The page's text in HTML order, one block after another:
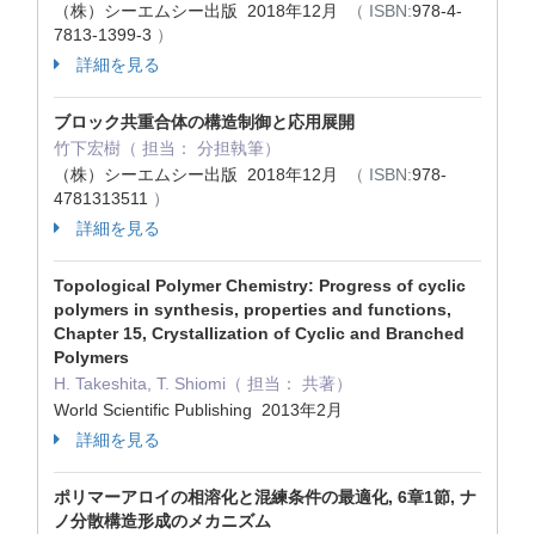
（株）シーエムシー出版 2018年12月
（ ISBN:978-4-
7813-1399-3 ）
詳細を見る
ブロック共重合体の構造制御と応用展開
竹下宏樹（ 担当： 分担執筆）
（株）シーエムシー出版 2018年12月
（ ISBN:978-
4781313511 ）
詳細を見る
Topological Polymer Chemistry: Progress of cyclic
polymers in synthesis, properties and functions,
Chapter 15, Crystallization of Cyclic and Branched
Polymers
H. Takeshita, T. Shiomi（ 担当： 共著）
World Scientific Publishing 2013年2月
詳細を見る
ポリマーアロイの相溶化と混練条件の最適化, 6章1節, ナ
ノ分散構造形成のメカニズム